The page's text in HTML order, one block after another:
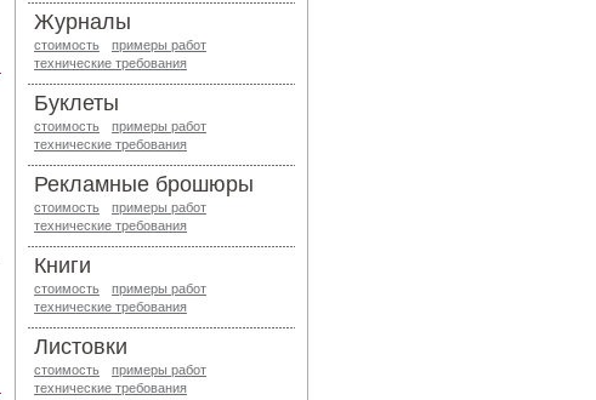
Журналы
стоимость
примеры работ
технические требования
Буклеты
стоимость
примеры работ
технические требования
Рекламные брошюры
стоимость
примеры работ
технические требования
Книги
стоимость
примеры работ
технические требования
Листовки
стоимость
примеры работ
технические требования